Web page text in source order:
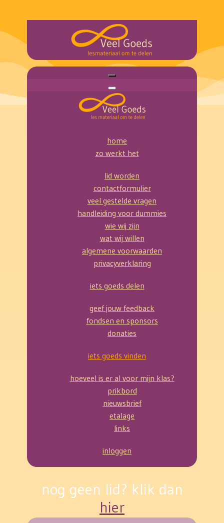
home
zo werkt het
lid worden
contactformulier
veel gestelde vragen
handleiding voor dummies
wie wij zijn
wat wij willen
algemene voorwaarden
privacyverklaring
iets goeds delen
geef jouw feedback
fondsen en sponsors
donaties
iets goeds vinden
hoeveel is er al voor mijn klas?
prikbord
nieuwsbrief
etalage
links
inloggen
nog geen lid? klik dan
hier